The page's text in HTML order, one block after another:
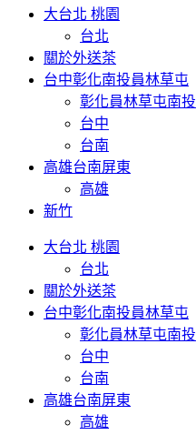
大台北 桃園
台北
關於外送茶
台中彰化南投員林草屯
彰化員林草屯南投
台中
台南
高雄台南屏東
高雄
新竹
大台北 桃園
台北
關於外送茶
台中彰化南投員林草屯
彰化員林草屯南投
台中
台南
高雄台南屏東
高雄